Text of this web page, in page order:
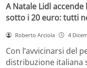
A Natale Lidl
sotto i 20 euro: tutti
Roberto Arciola 4
Con l’avvicinarsi del
distribuzione italiana